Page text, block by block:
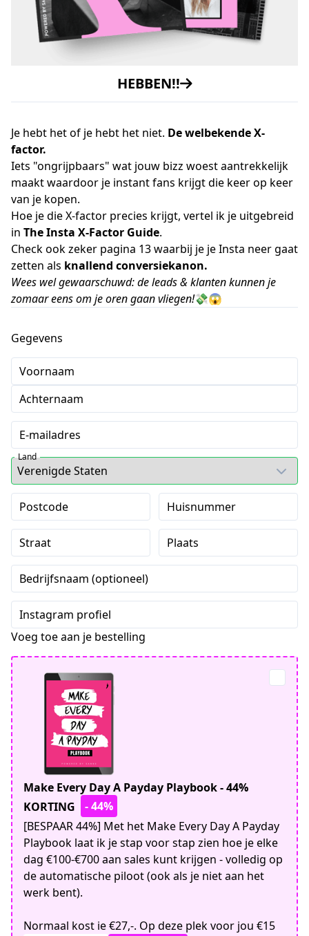
HEBBEN!!
Je hebt het of je hebt het niet. De welbekende X-
factor.
Iets "ongrijpbaars" wat jouw bizz woest aantrekkelijk
maakt waardoor je instant fans krijgt die keer op keer
van je kopen.
Hoe je die X-factor precies krijgt, vertel ik je uitgebreid
in The Insta X-Factor Guide.
Check ook zeker pagina 13waarbij je je Insta neer gaat
zetten als knallend conversiekanon.
Wees wel gewaarschuwd: de leads & klanten kunnen je
zomaar eens om je oren gaan vliegen!💸😱
Gegevens
Voornaam
Achternaam
E-mailadres
Land
Postcode Huisnummer
Straat Plaats
Bedrijfsnaam (optioneel)
Instagram profiel
Voeg toe aan je bestelling
Make Every Day A Payday Playbook - 44%
KORTING
- 44%
[BESPAAR 44%] Met het Make Every Day A Payday
Playbook laat ik je stap voor stap zien hoe je elke
dag €100-€700 aan sales kunt krijgen - volledig op
de automatische piloot (ook als je niet aan het
werk bent).
Normaal kost ie €27,-. Op deze plek voor jou €15